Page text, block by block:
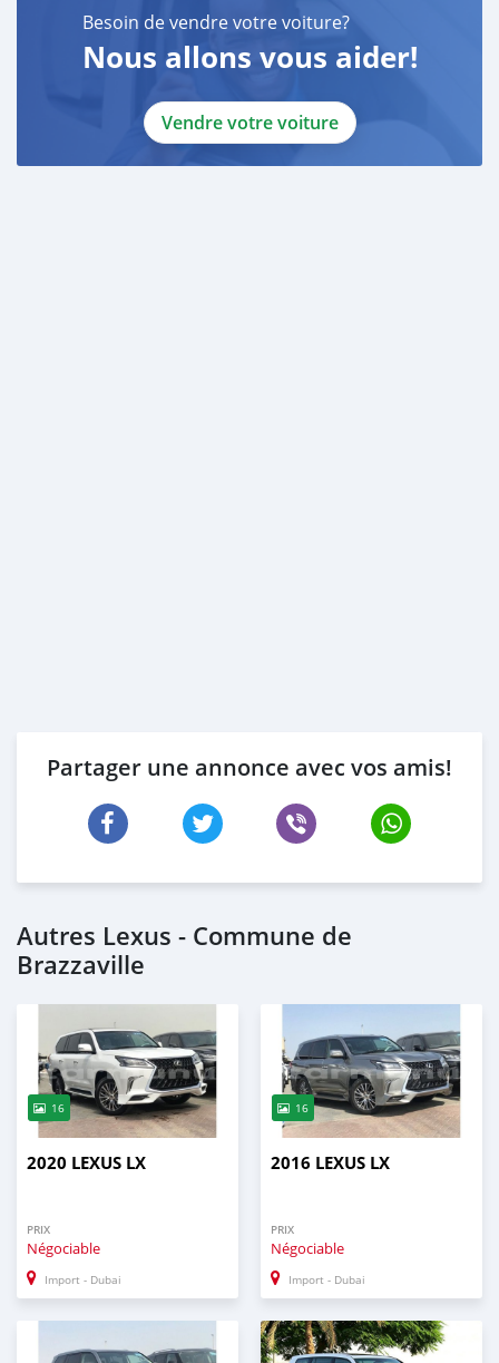
Besoin de vendre votre voiture?
Nous allons vous aider!
Vendre votre voiture
Partager une annonce avec vos amis!
Autres Lexus - Commune de
Brazzaville
16
2020 LEXUS LX
PRIX
Négociable
Import - Dubai
16
2016 LEXUS LX
PRIX
Négociable
Import - Dubai